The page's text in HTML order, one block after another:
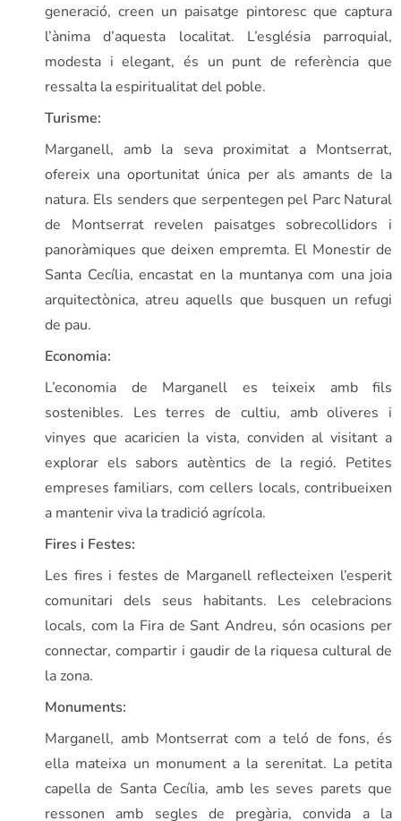
generació, creen un paisatge pintoresc que captura
l’ànima d’aquesta localitat. L’església parroquial,
modesta i elegant, és un punt de referència que
ressalta la espiritualitat del poble.
Turisme:
Marganell, amb la seva proximitat a Montserrat,
ofereix una oportunitat única per als amants de la
natura. Els senders que serpentegen pel Parc Natural
de Montserrat revelen paisatges sobrecollidors i
panoràmiques que deixen empremta. El Monestir de
Santa Cecília, encastat en la muntanya com una joia
arquitectònica, atreu aquells que busquen un refugi
de pau.
Economia:
L’economia de Marganell es teixeix amb fils
sostenibles. Les terres de cultiu, amb oliveres i
vinyes que acaricien la vista, conviden al visitant a
explorar els sabors autèntics de la regió. Petites
empreses familiars, com cellers locals, contribueixen
a mantenir viva la tradició agrícola.
Fires i Festes:
Les fires i festes de Marganell reflecteixen l’esperit
comunitari dels seus habitants. Les celebracions
locals, com la Fira de Sant Andreu, són ocasions per
connectar, compartir i gaudir de la riquesa cultural de
la zona.
Monuments:
Marganell, amb Montserrat com a teló de fons, és
ella mateixa un monument a la serenitat. La petita
capella de Santa Cecília, amb les seves parets que
ressonen amb segles de pregària, convida a la